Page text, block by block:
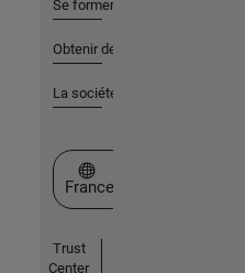
Se former
Obtenir de l'aide
La société
Sélectionner un site
France
Trust
Center